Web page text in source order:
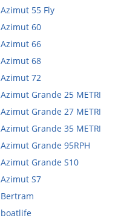
Azimut 55 Fly
Azimut 60
Azimut 66
Azimut 68
Azimut 72
Azimut Grande 25 METRI
Azimut Grande 27 METRI
Azimut Grande 35 METRI
Azimut Grande 95RPH
Azimut Grande S10
Azimut S7
Bertram
boatlife